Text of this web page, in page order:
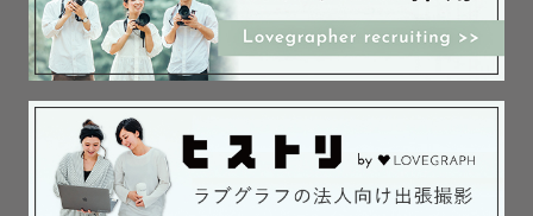
✿✈️県外撮影について✿
交通費を別途相談させていただく場合もございますが
全国ご依頼承っております❀